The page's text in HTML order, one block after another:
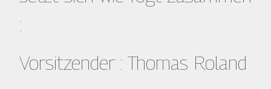
:
Vorsitzender : Thomas Roland